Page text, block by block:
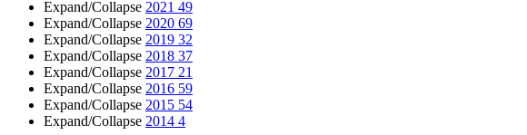
Expand/Collapse 2021 49
Expand/Collapse 2020 69
Expand/Collapse 2019 32
Expand/Collapse 2018 37
Expand/Collapse 2017 21
Expand/Collapse 2016 59
Expand/Collapse 2015 54
Expand/Collapse 2014 4